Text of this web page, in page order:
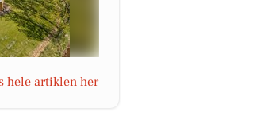
hele artiklen her